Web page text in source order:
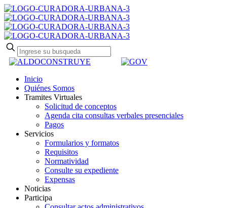
Inicio
Quiénes Somos
Tramites Virtuales
Solicitud de conceptos
Agenda cita consultas verbales presenciales
Pagos
Servicios
Formularios y formatos
Requisitos
Normatividad
Consulte su expediente
Expensas
Noticias
Participa